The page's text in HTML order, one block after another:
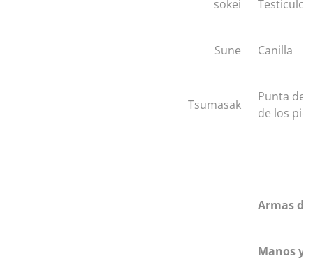
sokei Testiculos
Sune Canilla
Tsumasak
Punta de
de los pies
Armas
Manos y